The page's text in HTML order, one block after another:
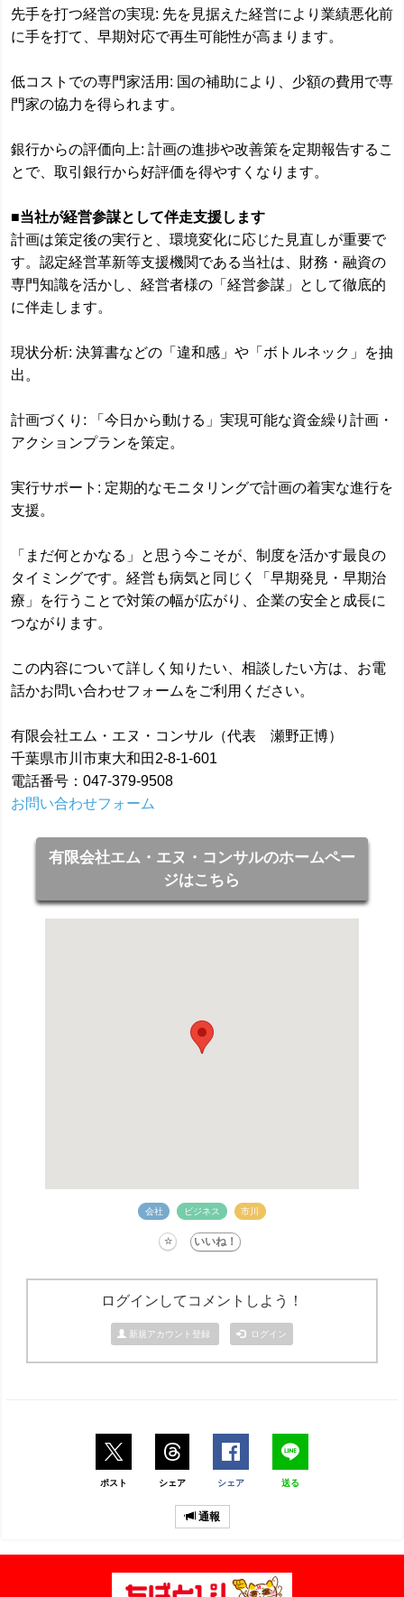
先手を打つ経営の実現: 先を見据えた経営により業績悪化前
に手を打て、早期対応で再生可能性が高まります。
低コストでの専門家活用: 国の補助により、少額の費用で専
門家の協力を得られます。
銀行からの評価向上: 計画の進捗や改善策を定期報告するこ
とで、取引銀行から好評価を得やすくなります。
■当社が経営参謀として伴走支援します
計画は策定後の実行と、環境変化に応じた見直しが重要で
す。認定経営革新等支援機関である当社は、財務・融資の
専門知識を活かし、経営者様の「経営参謀」として徹底的
に伴走します。
現状分析: 決算書などの「違和感」や「ボトルネック」を抽
出。
計画づくり: 「今日から動ける」実現可能な資金繰り計画・
アクションプランを策定。
実行サポート: 定期的なモニタリングで計画の着実な進行を
支援。
「まだ何とかなる」と思う今こそが、制度を活かす最良の
タイミングです。経営も病気と同じく「早期発見・早期治
療」を行うことで対策の幅が広がり、企業の安全と成長に
つながります。
この内容について詳しく知りたい、相談したい方は、お電
話かお問い合わせフォームをご利用ください。
有限会社エム・エヌ・コンサル（代表 瀬野正博）
千葉県市川市東大和田2-8-1-601
電話番号：047-379-9508
お問い合わせフォーム
有限会社エム・エヌ・コンサルのホームペー
ジはこちら
会社 ビジネス 市川
ログインしてコメントしよう！
新規アカウント登録 ログイン
ポスト シェア シェア 送る
通報